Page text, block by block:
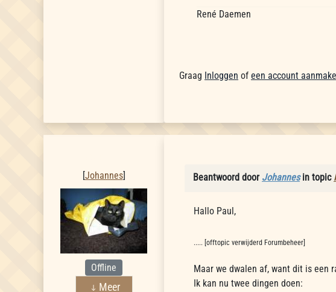
René Daemen
Graag Inloggen of een account
[Johannes]
Offline
Meer
Beantwoord door Johannesin topic
Hallo Paul,
..... [offtopic verwijderd Forumbeheer]
Maar we dwalen af, want dit is een
Ik kan nu twee dingen doen: